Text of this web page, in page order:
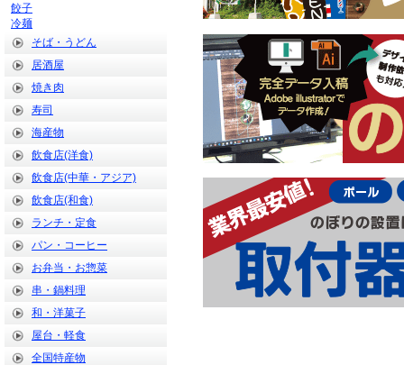
餃子
冷麺
そば・うどん
居酒屋
焼き肉
寿司
海産物
飲食店(洋食)
飲食店(中華・アジア)
飲食店(和食)
ランチ・定食
パン・コーヒー
お弁当・お惣菜
串・鍋料理
和・洋菓子
屋台・軽食
全国特産物